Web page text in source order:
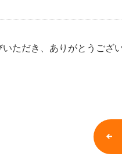
ただき、ありがとうご